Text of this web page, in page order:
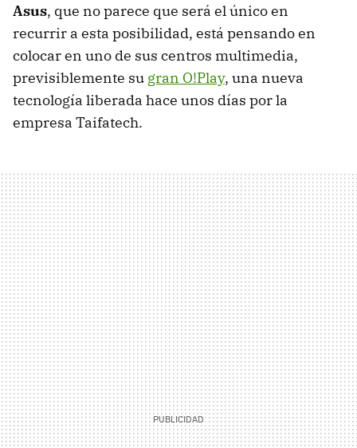
Asus, que no parece que será el único en
recurrir a esta posibilidad, está pensando en
colocar en uno de sus centros multimedia,
previsiblemente su gran O!Play, una nueva
tecnología liberada hace unos días por la
empresa Taifatech.